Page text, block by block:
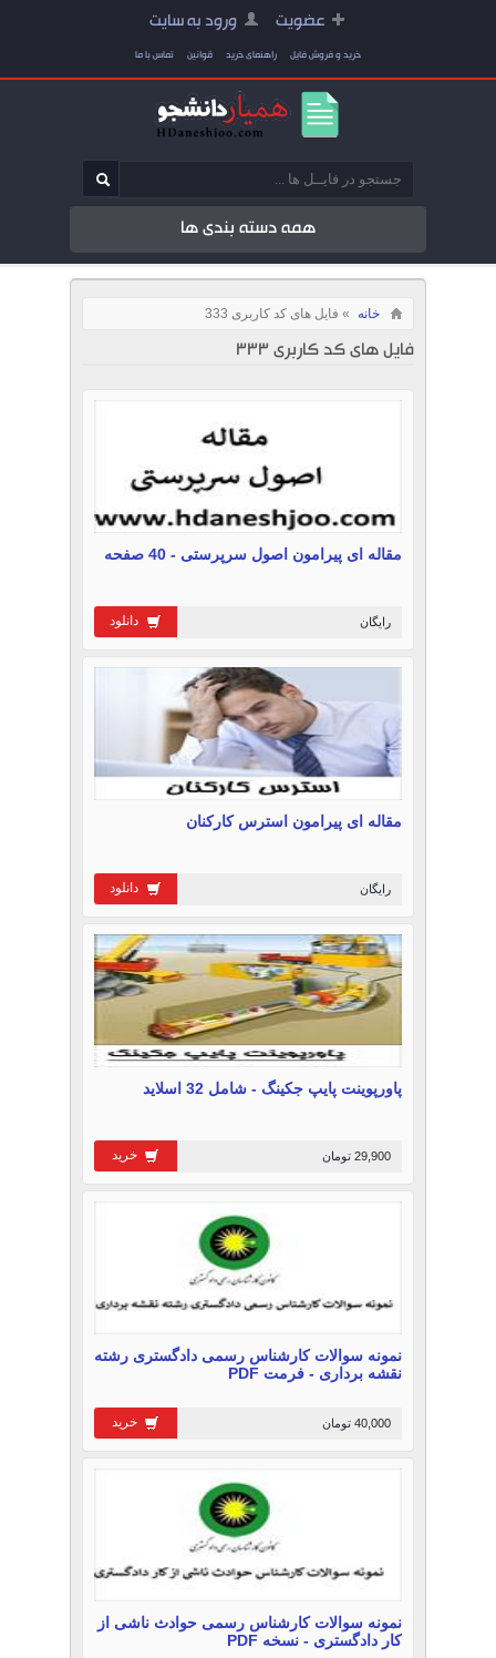
عضویت ورود به سایت
خرید و فروش فایل راهنمای خرید قوانین تماس با ما
همه دسته بندی ها
خانه » فایل های کد کاربری 333
فایل های کد کاربری 333
مقاله ای پیرامون اصول سرپرستی - 40 صفحه
دانلود رایگان
مقاله ای پیرامون استرس کارکنان
دانلود رایگان
پاورپوینت پایپ جکینگ - شامل 32 اسلاید
خرید 29,900 تومان
نمونه سوالات کارشناس رسمی دادگستری رشته
نقشه برداری - فرمت PDF
خرید 40,000 تومان
نمونه سوالات کارشناس رسمی حوادث ناشی از
کار دادگستری - نسخه PDF